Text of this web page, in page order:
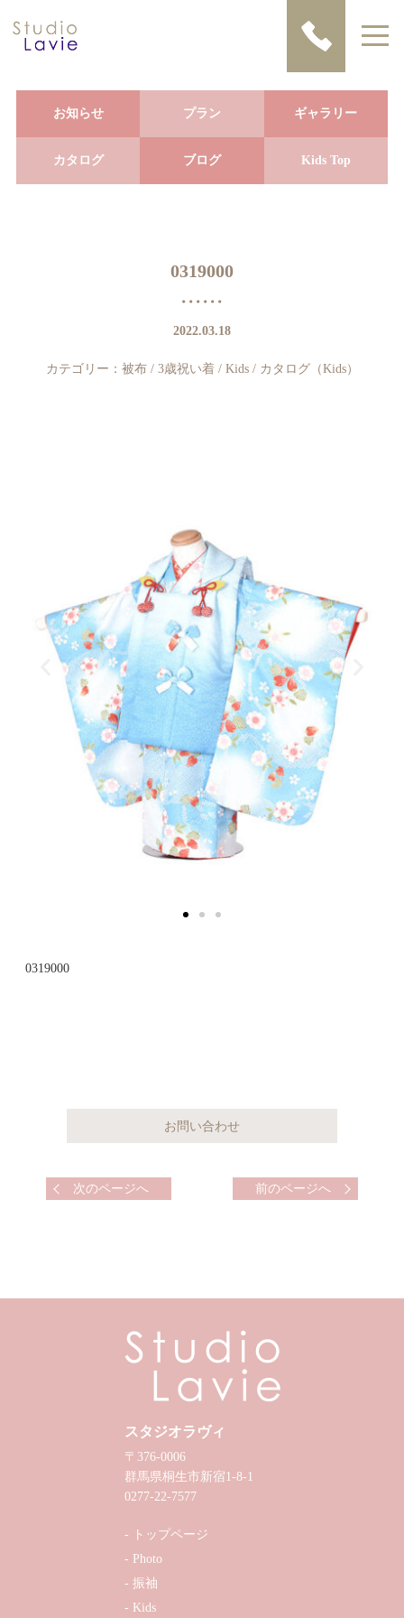
お知らせ プラン ギャラリー
カタログ ブログ Kids Top
0319000
2022.03.18
カテゴリー： 被布/ 3歳祝い着 / Kids/ カタログ（Kids）
0319000
次のページへ 前のページへ
スタジオラヴィ
〒376-0006
群馬県桐生市新宿1-8-1
0277-22-7577
トップページ
Photo
振袖
Kids